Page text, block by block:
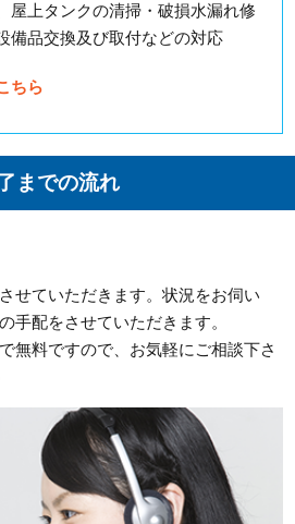
屋上タンクの清掃・破損水漏れ修
備品交換及び取付などの対応
ちら
までの流れ
せていただきます。状況をお伺い
手配をさせていただきます。
無料ですので、お気軽にご相談下さ